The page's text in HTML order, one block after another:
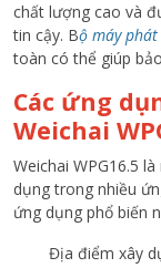
chất lượng cao và
tin cậy. Bộ máy
toàn có thể giúp
Các ứng
Weichai
Weichai WPG16.5
dụng trong nhiều
ứng dụng phổ biến
Địa điểm xây